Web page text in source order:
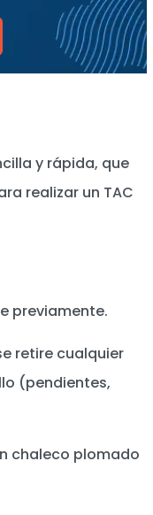
y rápida, que
realizar un TAC
previamente.
retire cualquier
(pendientes,
chaleco plomado